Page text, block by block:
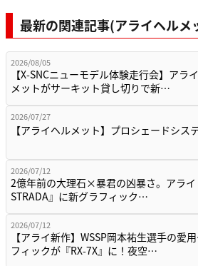
最新の関連記事(アライヘルメ
2026/08/05
【X-SNCニューモデル体験走行会】アラ
メットがサーキット貸し切りで新…
2026/07/27
【アライヘルメット】プロシェードシス
2026/07/12
2億年前の大理石×暴君の凶暴さ。アライ
STRADA』に新グラフィック…
2026/07/12
【アライ新作】WSSP岡本祐生選手の愛
フィックが『RX-7X』に！夜空…